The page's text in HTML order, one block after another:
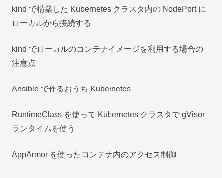
kind で構築した Kubernetes クラスタ内の NodePort に
ローカルから接続する
kind でローカルのコンテナイメージを利用する場合の
注意点
Ansible で作るおうち Kubernetes
RuntimeClass を使って Kubernetes クラスタで gVisor
ランタイムを使う
AppArmor を使ったコンテナ内のアクセス制御